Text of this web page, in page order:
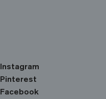
Instagram
Pinterest
Facebook